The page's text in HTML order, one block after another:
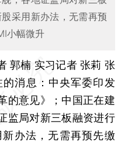
采用新办法，无需再预
小幅微升
郭楠 实习记者 张莉 张
消息：中央军委印发
的意见》；中国正在建
监局对新三板融资进行
办法，无需再预先缴